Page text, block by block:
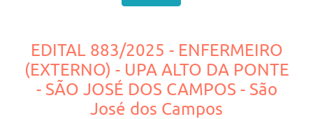
EDITAL 883/2025 - ENFERMEIRO
(EXTERNO) - UPA ALTO DA PONTE
- SÃO JOSÉ DOS CAMPOS - São
José dos Campos